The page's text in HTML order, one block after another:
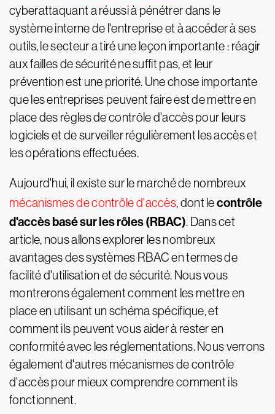
cyberattaquant a réussi à pénétrer dans le
système interne de l'entreprise et à accéder à ses
outils, le secteur a tiré une leçon importante : réagir
aux failles de sécurité ne suffit pas, et leur
prévention est une priorité. Une chose importante
que les entreprises peuvent faire est de mettre en
place des règles de contrôle d'accès pour leurs
logiciels et de surveiller régulièrement les accès et
les opérations effectuées.
Aujourd'hui, il existe sur le marché de nombreux
mécanismes de contrôle d'accès, dont lecontrôle
d'accès basé sur les rôles (RBAC). Dans cet
article, nous allons explorer les nombreux
avantages des systèmes RBAC en termes de
facilité d'utilisation et de sécurité. Nous vous
montrerons également comment les mettre en
place en utilisant un schéma spécifique, et
comment ils peuvent vous aider à rester en
conformité avec les réglementations. Nous verrons
également d'autres mécanismes de contrôle
d'accès pour mieux comprendre comment ils
fonctionnent.